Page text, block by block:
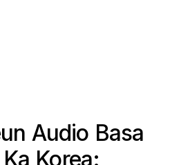
Audio Basa
Korea: